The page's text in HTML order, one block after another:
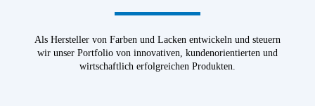
Als Hersteller von Farben und Lacken entwickeln und steuern
wir unser Portfolio von innovativen, kundenorientierten und
wirtschaftlich erfolgreichen Produkten.